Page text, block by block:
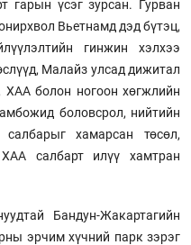
гарын үсэг зурсан. Гурван
Вьетнамд дэд бүтэц,
гинжин хэлхээ
Малайз улсад дижитал
ХАА болон ногоон хөгжлийн
боловсрол, нийтийн
хамарсан төсөл,
салбарт илүү хамтран
Бандун-Жакартагийн
эрчим хүчний парк зэрэг